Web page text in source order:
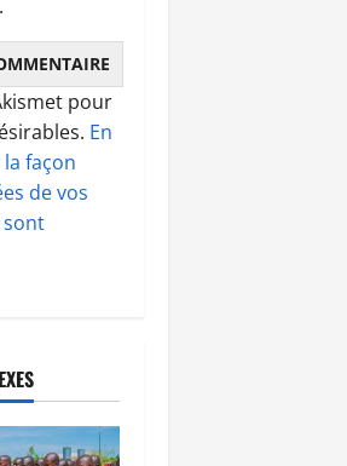
pour
En
façon
de vos